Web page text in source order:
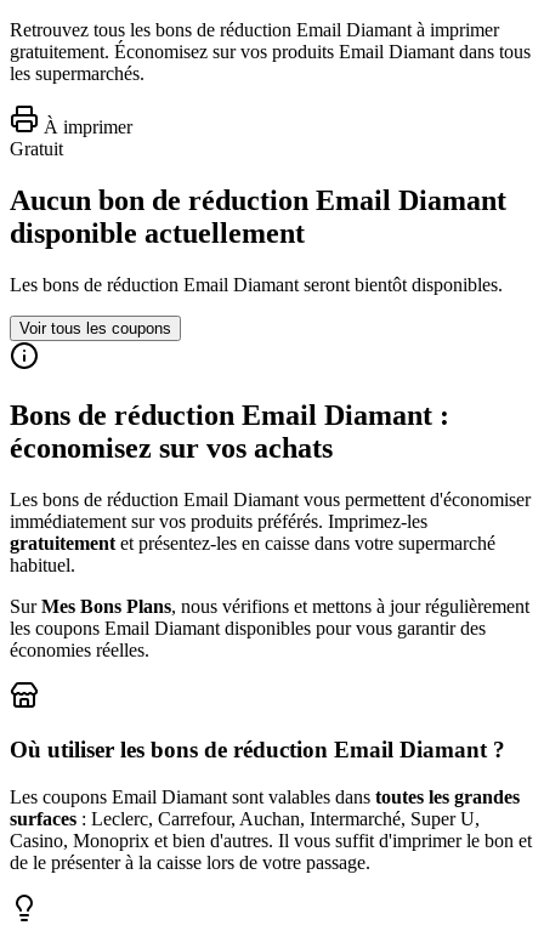
Retrouvez tous les bons de réduction Email Diamant à imprimer
gratuitement. Économisez sur vos produits Email Diamant dans tous
les supermarchés.
À imprimer
Gratuit
Aucun bon de réduction Email Diamant
disponible actuellement
Les bons de réduction Email Diamant seront bientôt disponibles.
Voir tous les coupons
Bons de réduction Email Diamant :
économisez sur vos achats
Les bons de réduction Email Diamant vous permettent d'économiser
immédiatement sur vos produits préférés. Imprimez-les
gratuitement et présentez-les en caisse dans votre supermarché
habituel.
SurMes Bons Plans, nous vérifions et mettons à jour régulièrement
les coupons Email Diamant disponibles pour vous garantir des
économies réelles.
Où utiliser les bons de réduction Email Diamant?
Les coupons Email Diamant sont valables dans toutes les grandes
surfaces : Leclerc, Carrefour, Auchan, Intermarché, Super U,
Casino, Monoprix et bien d'autres. Il vous suffit d'imprimer le bon et
de le présenter à la caisse lors de votre passage.